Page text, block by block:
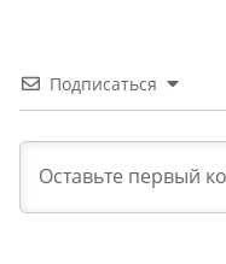
Подписаться